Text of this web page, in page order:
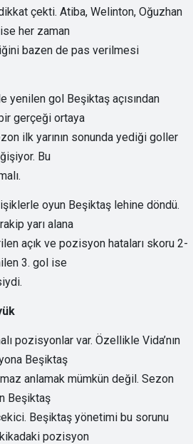
çekti. Atiba, Welinton, Oğuzhan
ise her zaman
bazen de pas verilmesi
yenilen gol Beşiktaş açısından
gerçeği ortaya
ilk yarının sonunda yediği goller
Bu
oyun Beşiktaş lehine döndü.
yarı alana
açık ve pozisyon hataları skoru 2-
3. gol ise
pozisyonlar var. Özellikle Vida’nın
Beşiktaş
anlamak mümkün değil. Sezon
Beşiktaş
Beşiktaş yönetimi bu sorunu
pozisyon